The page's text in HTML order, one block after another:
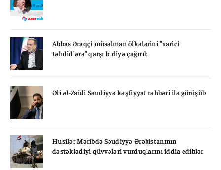
Abbas Əraqçi müsəlman ölkələrini "xarici
təhdidlərə" qarşı birliyə çağırıb
Əli əl-Zaidi Səudiyyə kəşfiyyat rəhbəri ilə görüşüb
Husilər Məribdə Səudiyyə Ərəbistanının
dəstəklədiyi qüvvələri vurduqlarını iddia ediblər